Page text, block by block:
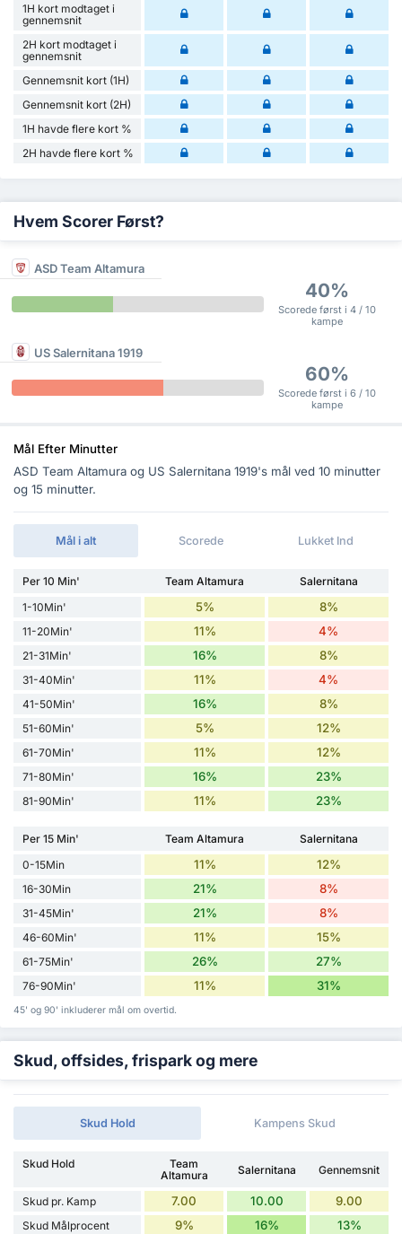
1H kort modtaget i
gennemsnit
2H kort modtaget i
gennemsnit
Gennemsnit kort (1H)
Gennemsnit kort (2H)
1H havde flere kort %
2H havde flere kort %
Hvem Scorer Først?
ASD Team Altamura
40%
Scorede først i 4 / 10
kampe
US Salernitana 1919
60%
Scorede først i 6 / 10
kampe
Mål Efter Minutter
ASD Team Altamura og US Salernitana 1919's mål ved 10 minutter
og 15 minutter.
Mål i alt Scorede Lukket Ind
Per 10 Min' Team Altamura
Salernitana
1-10Min'
5% 8%
11-20Min' 11% 4%
21-31Min' 16% 8%
31-40Min' 11% 4%
41-50Min' 16% 8%
51-60Min' 5% 12%
61-70Min' 11% 12%
71-80Min' 16% 23%
81-90Min' 11% 23%
Per 15 Min' Team Altamura
Salernitana
0-15Min
11% 12%
16-30Min 21% 8%
31-45Min' 21% 8%
46-60Min' 11% 15%
61-75Min' 26% 27%
76-90Min' 11% 31%
45' og 90' inkluderer mål om overtid.
Skud, offsides, frispark og mere
Skud Hold Kampens Skud
Skud Hold
Team
Altamura
Salernitana Gennemsnit
Skud pr. Kamp 7.00 10.00 9.00
Skud Målprocent 9% 16% 13%